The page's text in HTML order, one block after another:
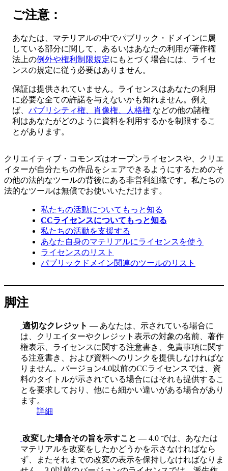
ご注意：
あなたは、マテリアルの中でパブリック・ドメインに属
している部分に関して、あるいはあなたの利用が著作権
法上の例外や権利制限規定にもとづく場合には、ライセ
ンスの規定に従う必要はありません。
保証は提供されていません。ライセンスはあなたの利用
に必要な全ての許諾を与えないかも知れません。例え
ば、 パブリシティ権、肖像権、人格権 などの他の諸権
利はあなたがどのように資料を利用するかを制限するこ
とがあります。
クリエイティブ・コモンズはオープンライセンスや、クリエ
イターが自分たちの作品をシェアできるようにするためのそ
の他の法的なツールの背後にある非営利組織です。私たちの
法的なツールは無償でお使いいただけます。
私たちの活動についてもっと知る
CCライセンスについてもっと知る
私たちの活動を支援する
あなた自身のマテリアルにライセンスを使う
ライセンスのリスト
パブリックドメイン関連のツールのリスト
脚注
適切なクレジット — あなたは、示されている場合に
は、クリエイターやクレジット表示の対象の名前、著作
権表示、ライセンスに関する注意書き、免責事項に関す
る注意書き、および資料へのリンクを提供しなければな
りません。バージョン4.0以前のCCライセンスでは、資
料のタイトルが示されている場合にはそれも提供するこ
とを要求しており、他にも細かい違いがある場合があり
ます。
詳細
改変した場合その旨を示すこと — 4.0 では、あなたは
マテリアルを改変をしたかどうかを示さなければなら
ず、またそれまでの改変の表示を保持しなければなりま